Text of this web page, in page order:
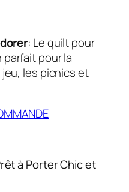
: Le quilt pour
pour la
les picnics et
à Porter Chic et